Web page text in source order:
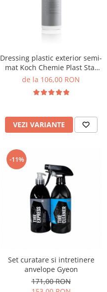
Dressing plastic exterior semi-
mat Koch Chemie Plast Star
Silicon and Oil Free, Pss
de la 106,00 RON
VEZI VARIANTE
-11%
Set curatare si intretinere
anvelope Gyeon
171,00 RON